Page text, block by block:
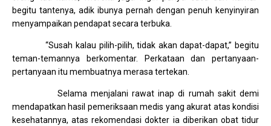
begitu tantenya, adik ibunya pernah dengan penuh kenyinyiran
menyampaikan pendapat secara terbuka.
“Susah kalau pilih-pilih, tidak akan dapat-dapat,” begitu
teman-temannya berkomentar. Perkataan dan pertanyaan-
pertanyaan itu membuatnya merasa tertekan.
Selama menjalani rawat inap di rumah sakit demi
mendapatkan hasil pemeriksaan medis yang akurat atas kondisi
kesehatannya, atas rekomendasi dokter ia diberikan obat tidur